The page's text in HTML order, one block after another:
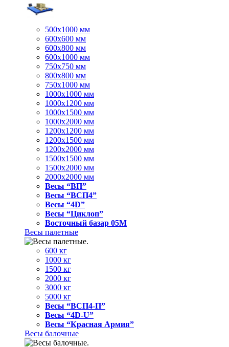
500x1000 мм
600x600 мм
600x800 мм
600x1000 мм
750x750 мм
800x800 мм
750x1000 мм
1000x1000 мм
1000x1200 мм
1000x1500 мм
1000x2000 мм
1200x1200 мм
1200x1500 мм
1200x2000 мм
1500x1500 мм
1500x2000 мм
2000x2000 мм
Весы “ВП”
Весы “ВСП4”
Весы “4D”
Весы “Циклоп”
Восточный базар 05M
Весы палетные
600 кг
1000 кг
1500 кг
2000 кг
3000 кг
5000 кг
Весы “ВСП4-П”
Весы “4D-U”
Весы “Красная Армия”
Весы балочные